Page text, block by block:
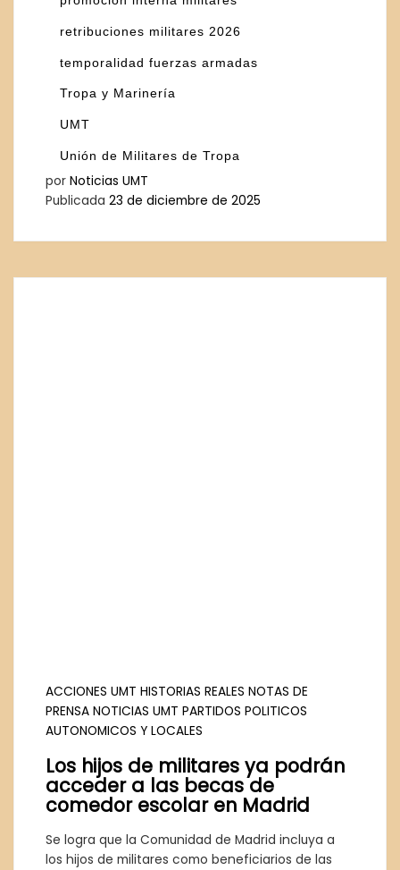
retribuciones militares 2026
temporalidad fuerzas armadas
Tropa y Marinería
UMT
Unión de Militares de Tropa
por Noticias UMT
Publicada 23 de diciembre de 2025
ACCIONES UMT HISTORIAS REALES NOTAS DE
PRENSA NOTICIAS UMT PARTIDOS POLITICOS
AUTONOMICOS Y LOCALES
Los hijos de militares ya podrán
acceder a las becas de
comedor escolar en Madrid
Se logra que la Comunidad de Madrid incluya a
los hijos de militares como beneficiarios de las